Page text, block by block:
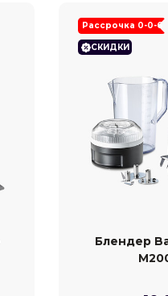
Рассрочка 0-0-6
СКИДКИ
Блендер